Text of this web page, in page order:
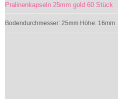
Pralinenkapseln 25mm gold 60 Stück
Bodendurchmesser: 25mm Höhe: 16mm